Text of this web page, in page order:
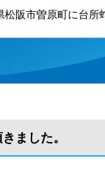
松阪市曽原町に台所
ました。